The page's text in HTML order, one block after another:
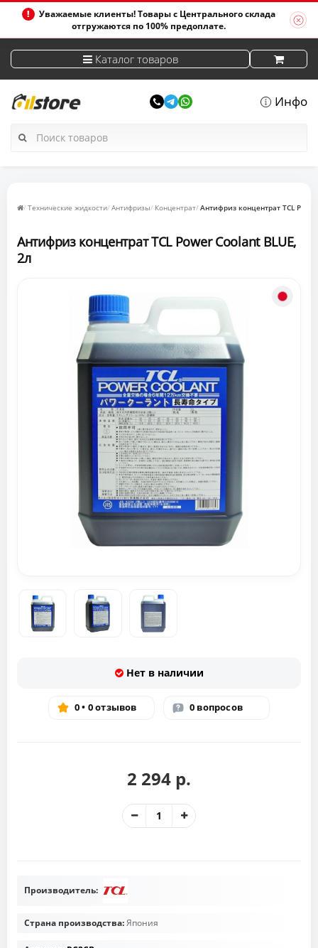
Уважаемые клиенты! Товары с Центрального склада
отгружаются по 100% предоплате.
Каталог товаров
Инфо
Технические жидкости Антифризы Концентрат Антифриз концентрат TCL
Антифриз концентрат TCL Power Coolant BLUE,
2л
Нет в наличии
0 • 0 отзывов 0 вопросов
2 294 р.
Производитель:
Страна производства:Япония